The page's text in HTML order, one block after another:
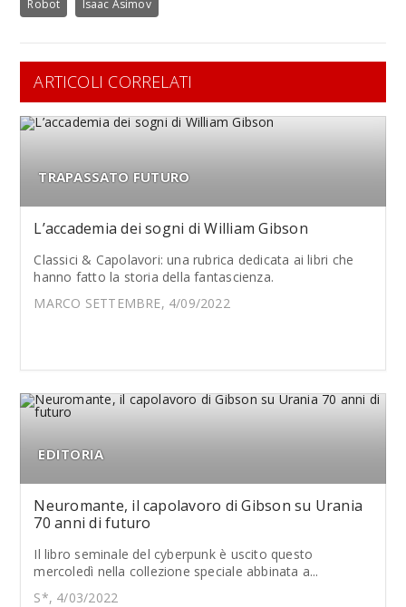
Robot Isaac Asimov
ARTICOLI CORRELATI
TRAPASSATO FUTURO
L’accademia dei sogni di William Gibson
Classici & Capolavori: una rubrica dedicata ai libri che
hanno fatto la storia della fantascienza.
MARCO SETTEMBRE, 4/09/2022
EDITORIA
Neuromante, il capolavoro di Gibson su Urania
70 anni di futuro
Il libro seminale del cyberpunk è uscito questo
mercoledì nella collezione speciale abbinata a...
S*, 4/03/2022